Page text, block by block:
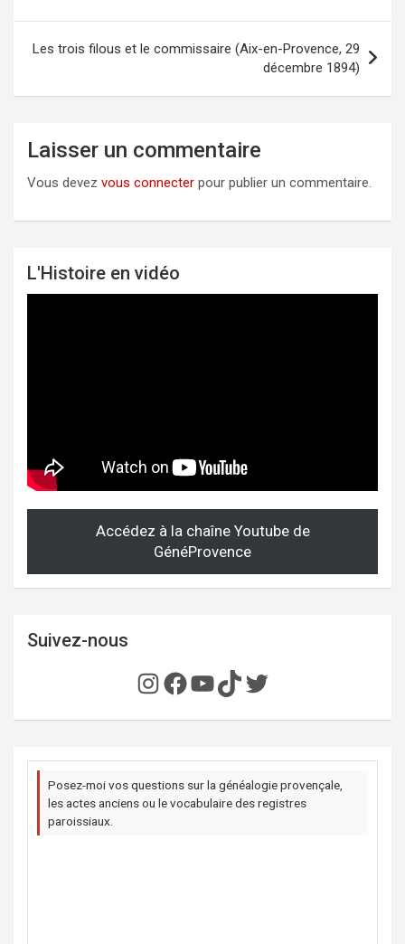
l’article
Les trois filous et le commissaire (Aix-en-Provence, 29
décembre 1894)
Laisser un commentaire
Vous devez vous connecter pour publier un commentaire.
L'Histoire en vidéo
Accédez à la chaîne Youtube de
GénéProvence
Suivez-nous
Instagram
Facebook
YouTube
TikTok
Twitter
Posez-moi vos questions sur la généalogie provençale,
les actes anciens ou le vocabulaire des registres
paroissiaux.